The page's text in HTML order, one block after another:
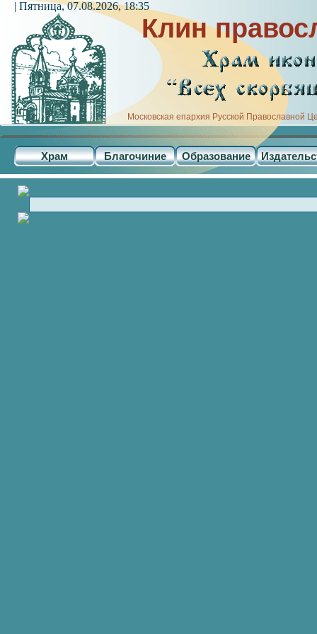
Клин
Московская епархия Русской Православной
Храм Благочиние Образование
| Пятница, 07.08.2026, 18:35